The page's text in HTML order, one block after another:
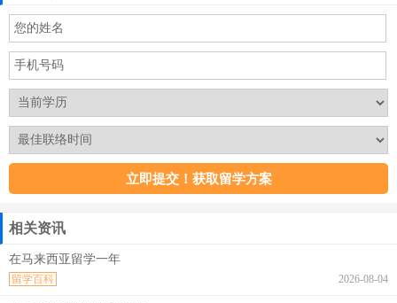
相关资讯
在马来西亚留学一年
2026-08-04
留学百科